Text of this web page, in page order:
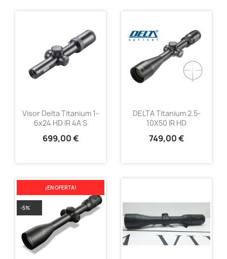
Visor Delta Titanium 1-
6x24 HD IR 4A S
699,00 €
DELTA Titanium 2.5-
10X50 IR HD
749,00 €
¡EN OFERTA!
-5%